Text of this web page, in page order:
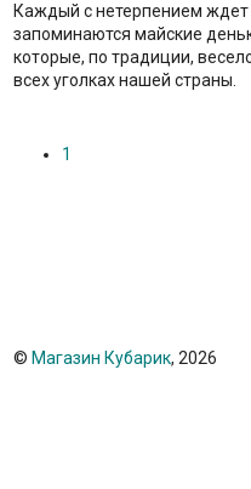
Каждый с нетерпением ждет
запоминаются майские
которые, по традиции,
всех уголках нашей страны.
1
© Магазин Кубарик, 2026